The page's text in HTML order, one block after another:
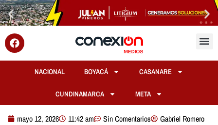
NACIONAL BOYACÁ CASANARE
CUNDINAMARCA META
mayo 12, 2026 11:42 am Sin Comentarios Gabriel Romero